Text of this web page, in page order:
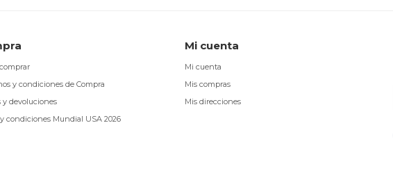
y condiciones de Compra
y devoluciones
condiciones Mundial USA 2026
Mi cuenta
Mi cuenta
Mis compras
Mis direcciones